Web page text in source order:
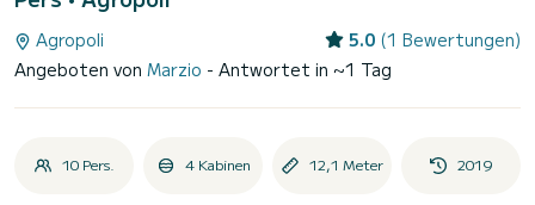
Agropoli 5.0 (1 Bewertungen)
Angeboten von Marzio - Antwortet in ~1 Tag
10 Pers. 4 Kabinen 12,1 Meter 2019